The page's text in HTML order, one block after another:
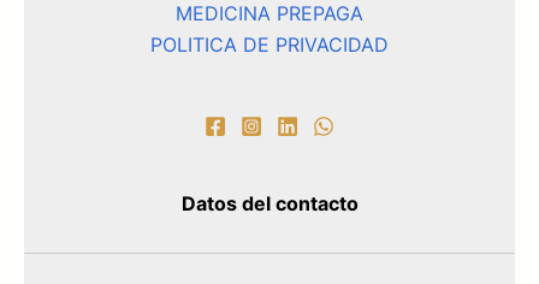
MEDICINA PREPAGA
POLITICA DE PRIVACIDAD
Datos del contacto